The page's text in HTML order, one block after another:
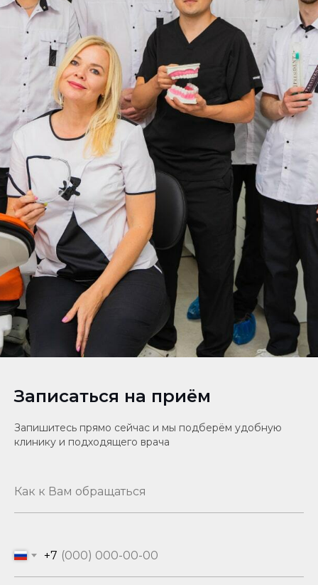
Записаться на приём
Запишитесь прямо сейчас и мы подберём удобную
клинику и подходящего врача
+7
письменного разрешения автора.
При использовании материалов обязательна
активная ссылка на источник.
Обращаем ваше внимание на то, что данный
Интернет-сайт носит исключительно
информационный характер и ни при каких
условиях не является публичной офертой,
определяемой положениями Статьи 437
Гражданского кодекса РФ.Политика
конфиденциальности-Соглашение на
обработку персональных данных
Пользовательское соглашение
информация Информация о куках
ПД для
скачивания. Лицензия на осуществление
медицинской деятельности Л041-01170-
02/00358146.
Актуальные условия приёма и цены следует
уточнять лично во время консультации или по
контактным данным, указанным на сайте. Все
медицинские услуги оказываются в
соответствии с действующим
законодательством и на основании
заключённого договора.
Комплексное развитие проекта - sholms.ru